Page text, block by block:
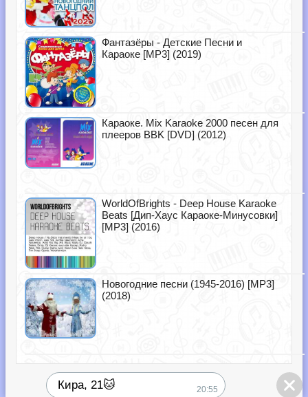
Фантазёры - Детские Песни и
Караоке [MP3] (2019)
Караоке. Mix Karaoke 2000 песен для
плееров BBK [DVD] (2012)
WorldOfBrights - Deep House Karaoke
Beats [Дип-Хаус Караоке-Минусовки]
[MP3] (2016)
Новогодние песни (1945-2016) [MP3]
(2018)
Кира, 21🐱 20:55